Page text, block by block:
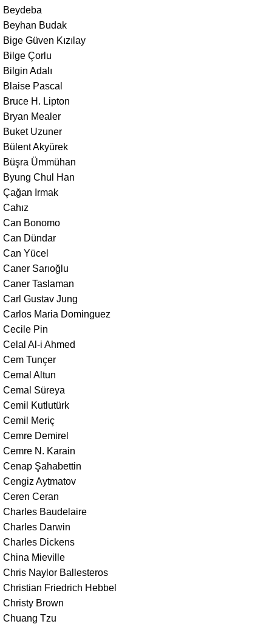
Beydeba
Beyhan Budak
Bige Güven Kızılay
Bilge Çorlu
Bilgin Adalı
Blaise Pascal
Bruce H. Lipton
Bryan Mealer
Buket Uzuner
Bülent Akyürek
Büşra Ümmühan
Byung Chul Han
Çağan Irmak
Cahız
Can Bonomo
Can Dündar
Can Yücel
Caner Sarıoğlu
Caner Taslaman
Carl Gustav Jung
Carlos Maria Dominguez
Cecile Pin
Celal Al-i Ahmed
Cem Tunçer
Cemal Altun
Cemal Süreya
Cemil Kutlutürk
Cemil Meriç
Cemre Demirel
Cemre N. Karain
Cenap Şahabettin
Cengiz Aytmatov
Ceren Ceran
Charles Baudelaire
Charles Darwin
Charles Dickens
China Mieville
Chris Naylor Ballesteros
Christian Friedrich Hebbel
Christy Brown
Chuang Tzu